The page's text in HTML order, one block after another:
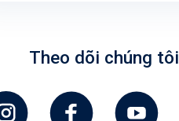
Theo dõi chúng tôi